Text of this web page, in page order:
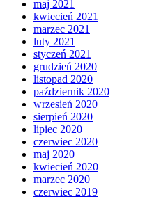
maj 2021
kwiecień 2021
marzec 2021
luty 2021
styczeń 2021
grudzień 2020
listopad 2020
październik 2020
wrzesień 2020
sierpień 2020
lipiec 2020
czerwiec 2020
maj 2020
kwiecień 2020
marzec 2020
czerwiec 2019